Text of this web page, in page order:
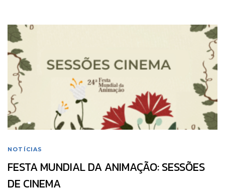
NOTÍCIAS
FESTA MUNDIAL DA ANIMAÇÃO: SESSÕES
DE CINEMA